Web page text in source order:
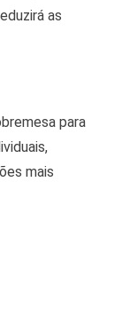
as
para
mais